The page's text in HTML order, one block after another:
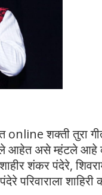
शक्ती तुरा
आहेत असे म्हंटले
शंकर पंदेरे,
परिवाराला